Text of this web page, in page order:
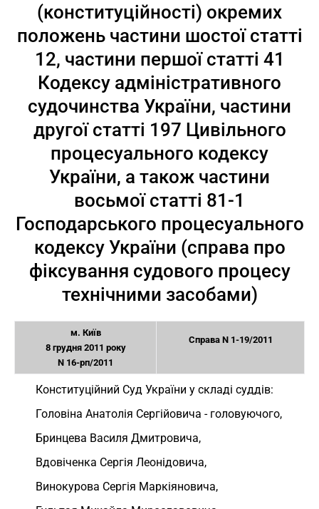
(конституційності) окремих
положень частини шостої статті
12, частини першої статті 41
Кодексу адміністративного
судочинства України, частини
другої статті 197 Цивільного
процесуального кодексу
України, а також частини
восьмої статті 81-1
Господарського процесуального
кодексу України (справа про
фіксування судового процесу
технічними засобами)
м. Київ
8 грудня 2011 року
N 16-рп/2011
Справа N 1-19/2011
Конституційний Суд України у складі суддів:
Головіна Анатолія Сергійовича - головуючого,
Бринцева Василя Дмитровича,
Вдовіченка Сергія Леонідовича,
Винокурова Сергія Маркіяновича,